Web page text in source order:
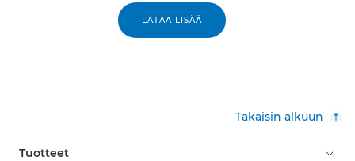
LATAA LISÄÄ
Takaisin alkuun
Tuotteet